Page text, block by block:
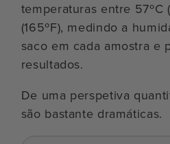
temperaturas entre 57ºC
(165ºF), medindo a
saco em cada amostra e
resultados.
De uma perspetiva
são bastante dramáticas.